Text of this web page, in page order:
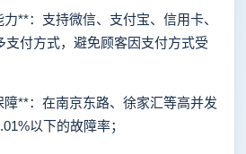
：支持微信、支付宝、信用卡、
支付方式，避免顾客因支付方式受
**：在南京东路、徐家汇等高并发
以下的故障率；